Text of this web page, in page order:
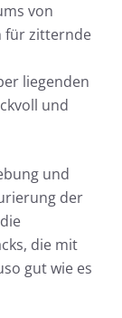
von
für zitternde
liegenden
und
und
der
die mit
gut wie es